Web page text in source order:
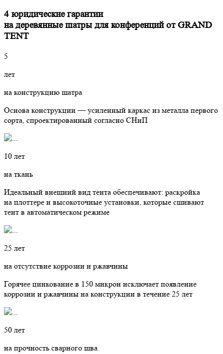
4 юридические гарантии
на деревянные шатры для конференций от GRAND
TENT
5
лет
на конструкцию шатра
Основа конструкции — усиленный каркас из металла первого
сорта, спроектированный согласно СНиП
10 лет
на ткань
Идеальный внешний вид тента обеспечивают: раскройка
на плоттере и высокоточные установки, которые сшивают
тент в автоматическом режиме
25 лет
на отсутствие коррозии и ржавчины
Горячее цинкование в 150 микрон исключает появление
коррозии и ржавчины на конструкции в течение 25 лет
50 лет
на прочность сварного шва